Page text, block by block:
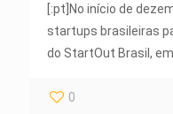
[:pt]No início de
startups brasileiras
do StartOut Brasil, em
0